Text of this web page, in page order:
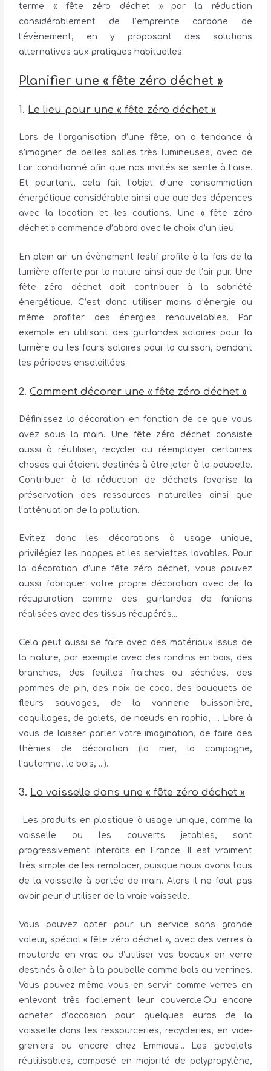
terme « fête zéro déchet » par la réduction
considérablement de l’empreinte carbone de
l’évènement, en y proposant des solutions
alternatives aux pratiques habituelles.
Planifier une « fête zéro déchet »
1. Le lieu pour une « fête zéro déchet »
Lors de l’organisation d’une fête, on a tendance à
s’imaginer de belles salles très lumineuses, avec de
l’air conditionné afin que nos invités se sente à l’aise.
Et pourtant, cela fait l’objet d’une consommation
énergétique considérable ainsi que que des dépences
avec la location et les cautions. Une « fête zéro
déchet » commence d’abord avec le choix d’un lieu.
En plein air un évènement festif profite à la fois de la
lumière offerte par la nature ainsi que de l’air pur. Une
fête zéro déchet doit contribuer à la sobriété
énergétique. C’est donc utiliser moins d’énergie ou
même profiter des énergies renouvelables. Par
exemple en utilisant des guirlandes solaires pour la
lumière ou les fours solaires pour la cuisson, pendant
les périodes ensoleillées.
2.Comment décorer une « fête zéro déchet »
Définissez la décoration en fonction de ce que vous
avez sous la main. Une fête zéro déchet consiste
aussi à réutiliser, recycler ou réemployer certaines
choses qui étaient destinés à être jeter à la poubelle.
Contribuer à la réduction de déchets favorise la
préservation des ressources naturelles ainsi que
l’atténuation de la pollution.
Evitez donc les décorations à usage unique,
privilégiez les nappes et les serviettes lavables. Pour
la décoration d’une fête zéro déchet, vous pouvez
aussi fabriquer votre propre décoration avec de la
récupuration comme des guirlandes de fanions
réalisées avec des tissus récupérés…
Cela peut aussi se faire avec des matériaux issus de
la nature, par exemple avec des rondins en bois, des
branches, des feuilles fraiches ou séchées, des
pommes de pin, des noix de coco, des bouquets de
fleurs sauvages, de la vannerie buissonière,
coquillages, de galets, de nœuds en raphia, … Libre à
vous de laisser parler votre imagination, de faire des
thèmes de décoration (la mer, la campagne,
l’automne, le bois, …).
3. La vaisselle dans une « fête zéro déchet »
Les produits en plastique à usage unique, comme la
vaisselle ou les couverts jetables, sont
progressivement interdits en France. Il est vraiment
très simple de les remplacer, puisque nous avons tous
de la vaisselle à portée de main. Alors il ne faut pas
avoir peur d’utiliser de la vraie vaisselle.
Vous pouvez opter pour un service sans grande
valeur, spécial « fête zéro déchet », avec des verres à
moutarde en vrac ou d’utiliser vos bocaux en verre
destinés à aller à la poubelle comme bols ou verrines.
Vous pouvez même vous en servir comme verres en
enlevant très facilement leur couvercle.Ou encore
acheter d’occasion pour quelques euros de la
vaisselle dans les ressourceries, recycleries, en vide-
greniers ou encore chez Emmaüs… Les gobelets
réutilisables, composé en majorité de polypropylène,